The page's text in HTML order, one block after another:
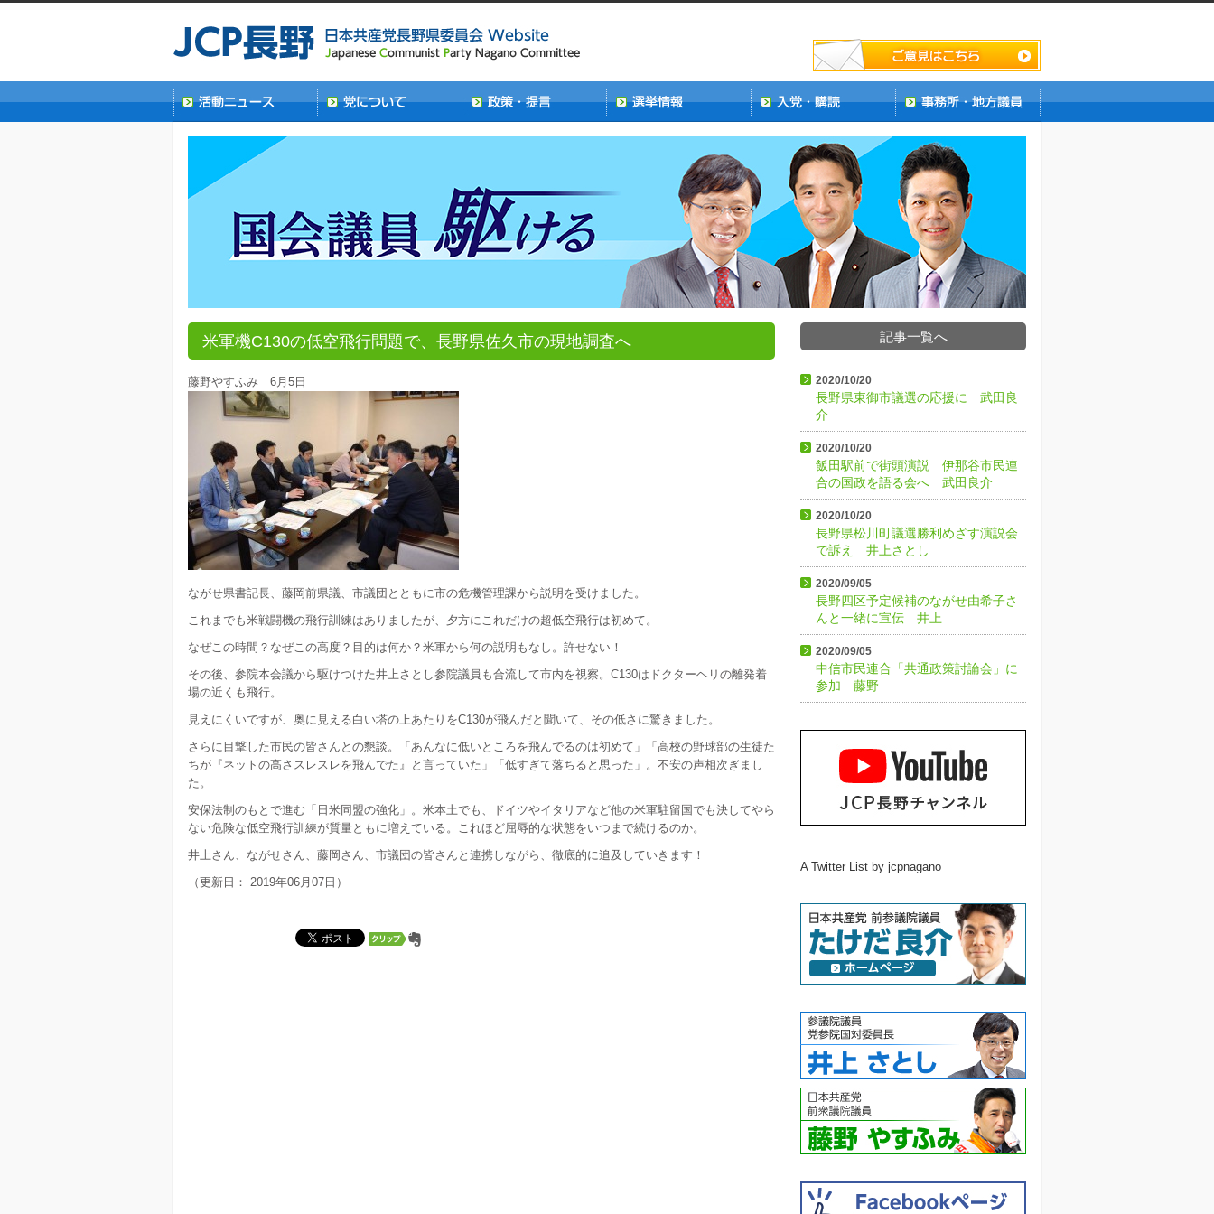
米軍機C130の低空飛行問題で、長野県佐久市の現地調査へ
藤野やすふみ 6月5日
ながせ県書記長、藤岡前県議、市議団とともに市の危機管理課から説明を受けました。
これまでも米戦闘機の飛行訓練はありましたが、夕方にこれだけの超低空飛行は初めて。
なぜこの時間？なぜこの高度？目的は何か？米軍から何の説明もなし。許せない！
その後、参院本会議から駆けつけた井上さとし参院議員も合流して市内を視察。C130はドクターヘリの離発着
場の近くも飛行。
見えにくいですが、奥に見える白い塔の上あたりをC130が飛んだと聞いて、その低さに驚きました。
さらに目撃した市民の皆さんとの懇談。「あんなに低いところを飛んでるのは初めて」「高校の野球部の生徒た
ちが『ネットの高さスレスレを飛んでた』と言っていた」「低すぎて落ちると思った」。不安の声相次ぎまし
た。
安保法制のもとで進む「日米同盟の強化」。米本土でも、ドイツやイタリアなど他の米軍駐留国でも決してやら
ない危険な低空飛行訓練が質量ともに増えている。これほど屈辱的な状態をいつまで続けるのか。
井上さん、ながせさん、藤岡さん、市議団の皆さんと連携しながら、徹底的に追及していきます！
（更新日： 2019年06月07日）
記事一覧へ
2020/10/20
長野県東御市議選の応援に 武田良
介
2020/10/20
飯田駅前で街頭演説 伊那谷市民連
合の国政を語る会へ 武田良介
2020/10/20
長野県松川町議選勝利めざす演説会
で訴え 井上さとし
2020/09/05
長野四区予定候補のながせ由希子さ
んと一緒に宣伝 井上
2020/09/05
中信市民連合「共通政策討論会」に
参加 藤野
A Twitter List by jcpnagano